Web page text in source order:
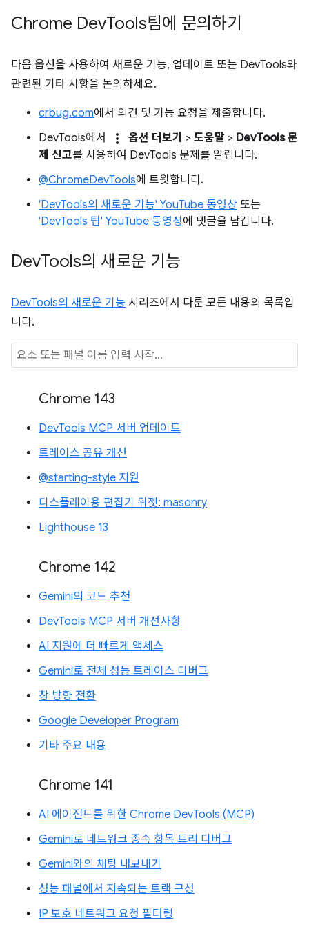
Chrome DevTools팀에 문의하기
다음 옵션을 사용하여 새로운 기능, 업데이트 또는 DevTools와
관련된 기타 사항을 논의하세요.
crbug.com에서 의견 및 기능 요청을 제출합니다.
DevTools에서
more_vert 옵션 더보기 > 도움말 > DevTools 문
제 신고를 사용하여 DevTools 문제를 알립니다.
@ChromeDevTools에 트윗합니다.
'DevTools의 새로운 기능' YouTube 동영상 또는
'DevTools 팁' YouTube 동영상에 댓글을 남깁니다.
DevTools의 새로운 기능
DevTools의 새로운 기능 시리즈에서 다룬 모든 내용의 목록입
니다.
Chrome 143
DevTools MCP 서버 업데이트
트레이스 공유 개선
@starting-style 지원
디스플레이용 편집기 위젯: masonry
Lighthouse 13
Chrome 142
Gemini의 코드 추천
DevTools MCP 서버 개선사항
AI 지원에 더 빠르게 액세스
Gemini로 전체 성능 트레이스 디버그
창 방향 전환
Google Developer Program
기타 주요 내용
Chrome 141
AI 에이전트를 위한 Chrome DevTools (MCP)
Gemini로 네트워크 종속 항목 트리 디버그
Gemini와의 채팅 내보내기
성능 패널에서 지속되는 트랙 구성
IP 보호 네트워크 요청 필터링